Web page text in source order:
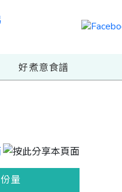
好煮意食譜
份量